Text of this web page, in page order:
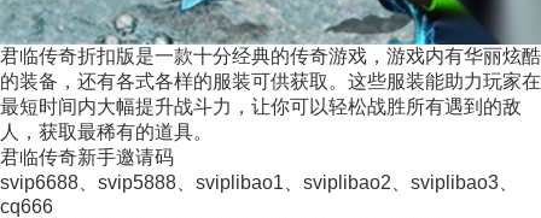
君临传奇折扣版是一款十分经典的传奇游戏，游戏内有华丽炫酷
的装备，还有各式各样的服装可供获取。这些服装能助力玩家在
最短时间内大幅提升战斗力，让你可以轻松战胜所有遇到的敌
人，获取最稀有的道具。
君临传奇新手邀请码
svip6688、svip5888、sviplibao1、sviplibao2、sviplibao3、
cq666